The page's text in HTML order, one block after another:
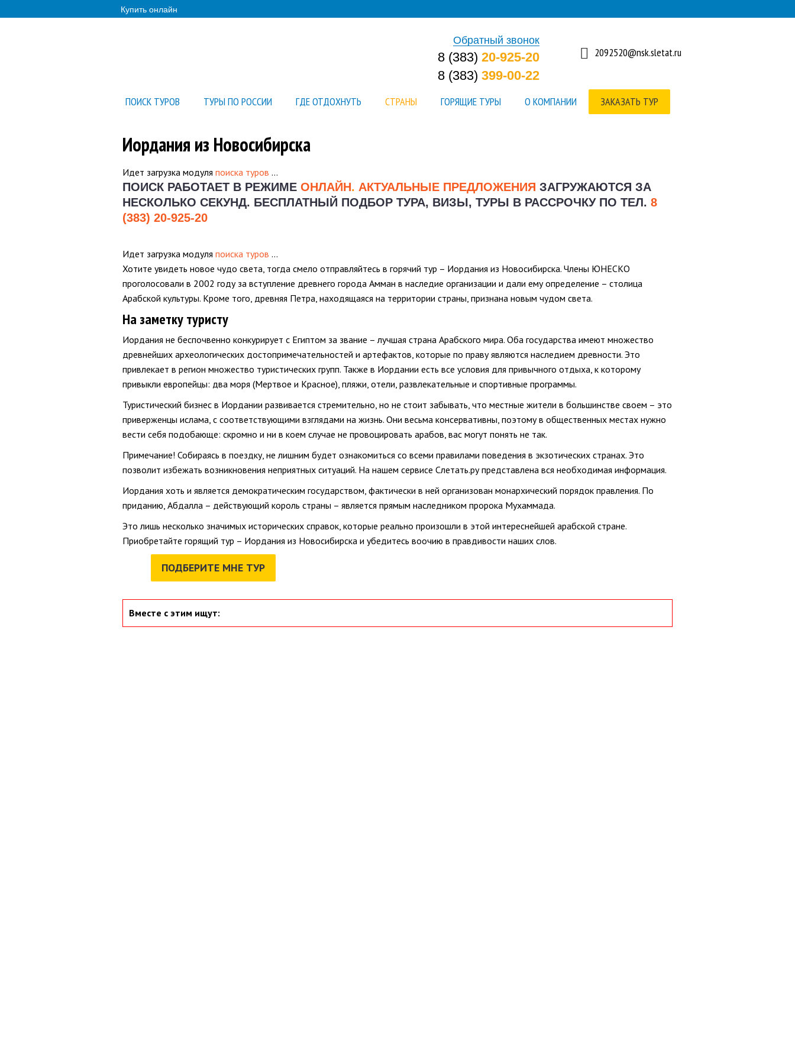
Купить онлайн
Обратный звонок
8 (383) 20-925-20
8 (383) 399-00-22
2092520@nsk.sletat.ru
ПОИСК ТУРОВ ТУРЫ ПО РОССИИ ГДЕ ОТДОХНУТЬ СТРАНЫ ГОРЯЩИЕ ТУРЫ О КОМПАНИИ ЗАКАЗАТЬ ТУР
Иордания из Новосибирска
Идет загрузка модуля поиска туров …
ПОИСК РАБОТАЕТ В РЕЖИМЕ ОНЛАЙН. АКТУАЛЬНЫЕ ПРЕДЛОЖЕНИЯ ЗАГРУЖАЮТСЯ ЗА
НЕСКОЛЬКО СЕКУНД. БЕСПЛАТНЫЙ ПОДБОР ТУРА, ВИЗЫ, ТУРЫ В РАССРОЧКУ ПО ТЕЛ. 8
(383) 20-925-20
Идет загрузка модуля поиска туров …
Хотите увидеть новое чудо света, тогда смело отправляйтесь в горячий тур – Иордания из Новосибирска. Члены ЮНЕСКО
проголосовали в 2002 году за вступление древнего города Амман в наследие организации и дали ему определение – столица
Арабской культуры. Кроме того, древняя Петра, находящаяся на территории страны, признана новым чудом света.
На заметку туристу
Иордания не беспочвенно конкурирует с Египтом за звание – лучшая страна Арабского мира. Оба государства имеют множество
древнейших археологических достопримечательностей и артефактов, которые по праву являются наследием древности. Это
привлекает в регион множество туристических групп. Также в Иордании есть все условия для привычного отдыха, к которому
привыкли европейцы: два моря (Мертвое и Красное), пляжи, отели, развлекательные и спортивные программы.
Туристический бизнес в Иордании развивается стремительно, но не стоит забывать, что местные жители в большинстве своем – это
приверженцы ислама, с соответствующими взглядами на жизнь. Они весьма консервативны, поэтому в общественных местах нужно
вести себя подобающе: скромно и ни в коем случае не провоцировать арабов, вас могут понять не так.
Примечание! Собираясь в поездку, не лишним будет ознакомиться со всеми правилами поведения в экзотических странах. Это
позволит избежать возникновения неприятных ситуаций. На нашем сервисе Слетать.ру представлена вся необходимая информация.
Иордания хоть и является демократическим государством, фактически в ней организован монархический порядок правления. По
приданию, Абдалла – действующий король страны – является прямым наследником пророка Мухаммада.
Это лишь несколько значимых исторических справок, которые реально произошли в этой интереснейшей арабской стране.
Приобретайте горящий тур – Иордания из Новосибирска и убедитесь воочию в правдивости наших слов.
ПОДБЕРИТЕ МНЕ ТУР
Вместе с этим ищут: